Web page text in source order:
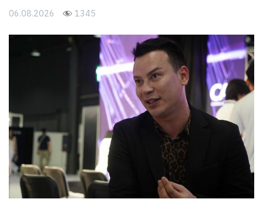
06.08.2026 1345